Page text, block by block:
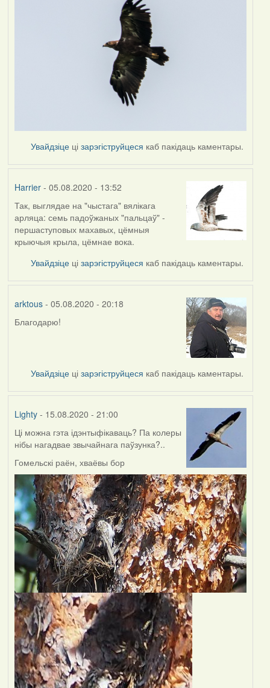
Увайдзіце цізарэгіструйцеся каб пакідаць каментары.
Harrier- 05.08.2020 - 13:52
In
reply
to
by
arktous
Так, выглядае на "чыстага" вялікага
арляца: семь падоўжаных "пальцаў" -
першаступовых махавых, цёмныя
крыючыя крыла, цёмнае вока.
Увайдзіце цізарэгіструйцеся каб пакідаць каментары.
arktous- 05.08.2020 - 20:18
In
Harrier
Благодарю!
Увайдзіце цізарэгіструйцеся каб пакідаць каментары.
Lighty- 15.08.2020 - 21:00
Ці можна гэта ідэнтыфікаваць? Па колеры
нібы нагадвае звычайнага паўзунка?..
Гомельскі раён, хваёвы бор